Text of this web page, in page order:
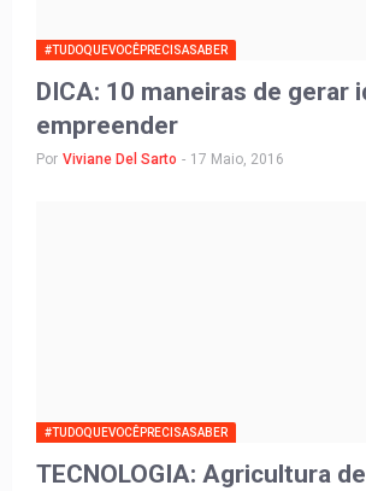
#TUDOQUEVOCÊPRECISASABER
DICA: 10 maneiras de gerar
empreender
Por Viviane Del Sarto - 17 Maio, 2016
#TUDOQUEVOCÊPRECISASABER
TECNOLOGIA: Agricultura